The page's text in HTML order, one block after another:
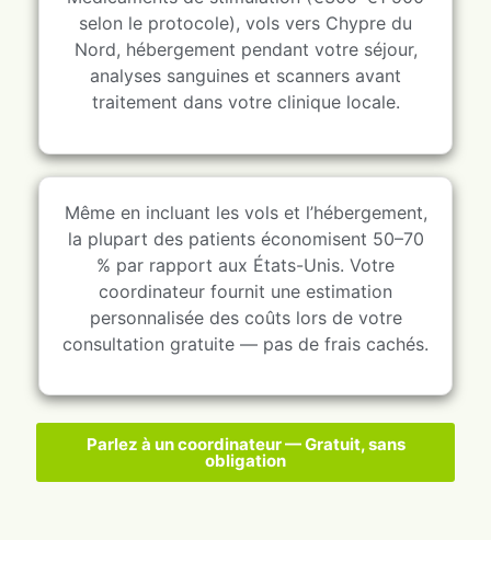
selon le protocole), vols vers Chypre du
Nord, hébergement pendant votre séjour,
analyses sanguines et scanners avant
traitement dans votre clinique locale.
Même en incluant les vols et l’hébergement,
la plupart des patients économisent 50–70
% par rapport aux États-Unis. Votre
coordinateur fournit une estimation
personnalisée des coûts lors de votre
consultation gratuite — pas de frais cachés.
Parlez à un coordinateur — Gratuit, sans
obligation